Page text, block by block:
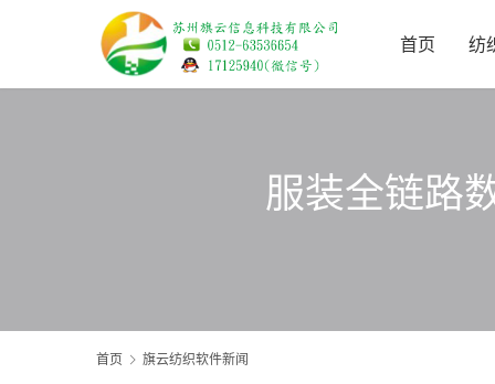
首页 纺
服装全链路
首页 旗云纺织软件新闻